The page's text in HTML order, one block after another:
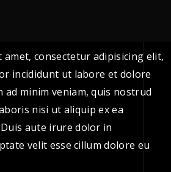
consectetur adipisicing elit,
incididunt ut labore et dolore
ad minim veniam, quis nostrud
nisi ut aliquip ex ea
aute irure dolor in
velit esse cillum dolore eu